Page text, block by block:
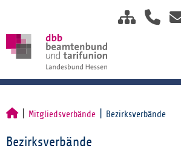
Mitgliedsverbände Bezirksverbände
Bezirksverbände